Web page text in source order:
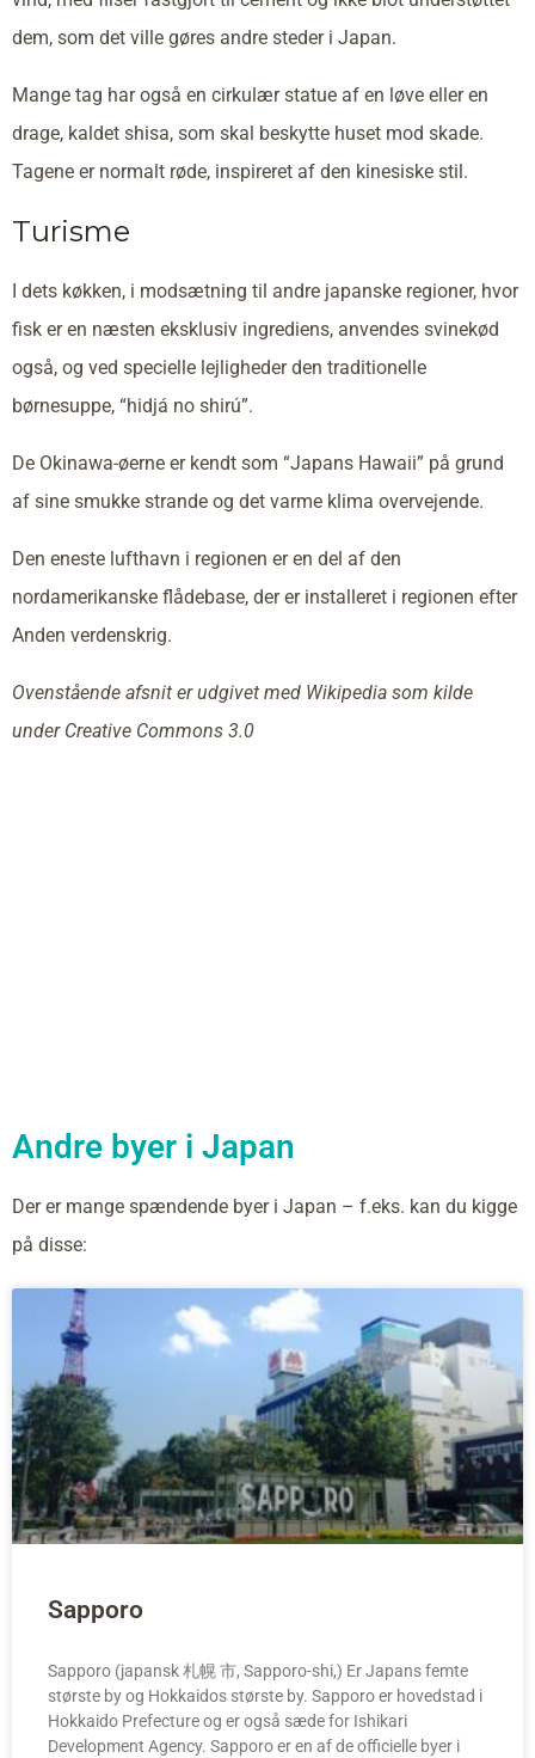
dem, som det ville gøres andre steder i Japan.
Mange tag har også en cirkulær statue af en løve eller en
drage, kaldet shisa, som skal beskytte huset mod skade.
Tagene er normalt røde, inspireret af den kinesiske stil.
Turisme
I dets køkken, i modsætning til andre japanske regioner, hvor
fisk er en næsten eksklusiv ingrediens, anvendes svinekød
også, og ved specielle lejligheder den traditionelle
børnesuppe, “hidjá no shirú”.
De Okinawa-øerne er kendt som “Japans Hawaii” på grund
af sine smukke strande og det varme klima overvejende.
Den eneste lufthavn i regionen er en del af den
nordamerikanske flådebase, der er installeret i regionen efter
Anden verdenskrig.
Ovenstående afsnit er udgivet med Wikipedia som kilde
under Creative Commons 3.0
Andre byer i Japan
Der er mange spændende byer i Japan – f.eks. kan du kigge
på disse:
Sapporo
Sapporo (japansk 札幌 市, Sapporo-shi,) Er Japans femte
største by og Hokkaidos største by. Sapporo er hovedstad i
Hokkaido Prefecture og er også sæde for Ishikari
Development Agency. Sapporo er en af de officielle byer i